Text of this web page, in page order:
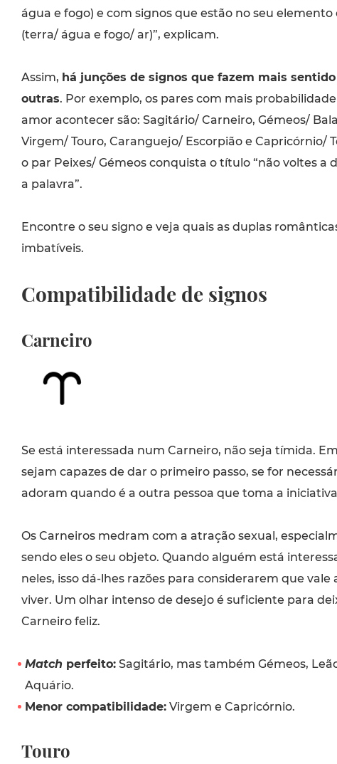
água e fogo) e com signos que estão no seu elemento
(terra/ água e fogo/ ar)”, explicam.
Assim, há junções de signos que fazem mais
outras. Por exemplo, os pares com mais
amor acontecer são: Sagitário/ Carneiro, Gémeos/
Virgem/ Touro, Caranguejo/ Escorpião e Capricórnio/
o par Peixes/ Gémeos conquista o título “não voltes a
a palavra”.
Encontre o seu signo e veja quais as duplas
imbatíveis.
Compatibilidade de signos
Carneiro
Se está interessada num Carneiro, não seja tímida.
sejam capazes de dar o primeiro passo, se for
adoram quando é a outra pessoa que toma a
Os Carneiros medram com a atração sexual,
sendo eles o seu objeto. Quando alguém está
neles, isso dá-lhes razões para considerarem que vale
viver. Um olhar intenso de desejo é suficiente para
Carneiro feliz.
Match perfeito:Sagitário, mas também Gémeos,
Aquário.
Menor compatibilidade:Virgem e Capricórnio.
Touro